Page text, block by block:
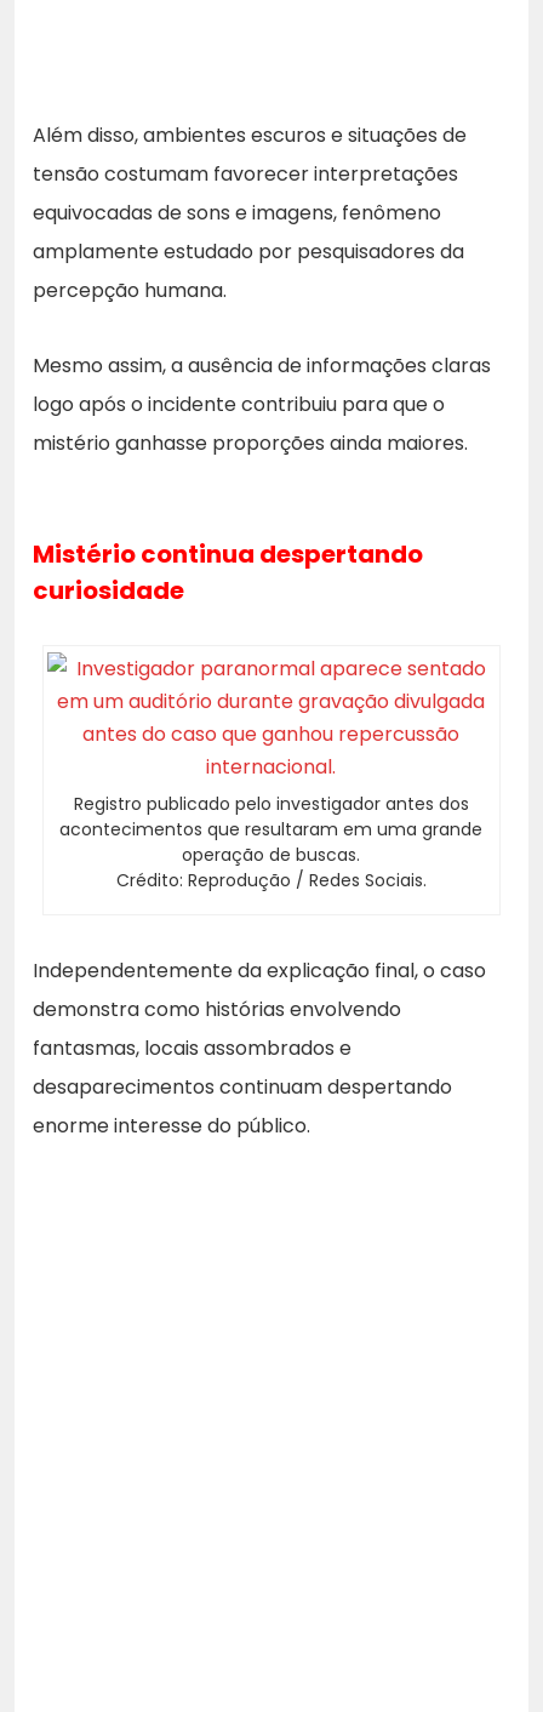
Além disso, ambientes escuros e situações de
tensão costumam favorecer interpretações
equivocadas de sons e imagens, fenômeno
amplamente estudado por pesquisadores da
percepção humana.
Mesmo assim, a ausência de informações claras
logo após o incidente contribuiu para que o
mistério ganhasse proporções ainda maiores.
Mistério continua despertando
curiosidade
Registro publicado pelo investigador antes dos
acontecimentos que resultaram em uma grande
operação de buscas.
Crédito: Reprodução / Redes Sociais.
Independentemente da explicação final, o caso
demonstra como histórias envolvendo
fantasmas, locais assombrados e
desaparecimentos continuam despertando
enorme interesse do público.